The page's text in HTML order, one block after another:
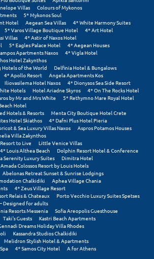
Villas
Colours of Mykonos
5* Mykonos Soul
Hotel
Aegean Sea Villas
4* White Harmony Suites
5* Varos Village Boutique Hotel
4* Art Hotel
Villas
4* Astir of Naxos Hotel
5* Eagles Palace Hotel
4* Aegean Houses
Apartments Naxos
4* Vigla Hotel
Hotel Zakynthos
Hotels of the World
Delfinia Hotel & Bungalows
4* Apollo Resort
Angela Apartments Kos
Iliovasilema Hotel Naxos
4* Dionysos Sea Side Resort
Hotels
Hotel Ariadne Skyros
4* On The Rocks Hotel
by Mr and Mrs White
5* Rethymno Mare Royal Hotel
Hotel
Hotels & Resorts
Menta City Boutique Hotel Crete
Hotel Skiathos
4* Dafni Plus Hotel Pieria
& Sea Luxury Villas Naxos
Aspros Potamos Houses
Villa Zakynthos
to Live
Little Venice Villas
4* Louis Althea Beach
Dolphin Resort Hotel & Conference
Serenity Luxury Suites
Dimitra Hotel
Colossos Resort by Louis Hotels
Abelonas Retreat Sunset & Sunrise Lodgings
Chalkidiki
Aphea Village Chania
4* Zeus Village Resort
Relais & Chateaux
Porto Vecchio Luxury Suites Spetses
Designed for adults
Resorts Messenia
Sofia Areopolis Guesthouse
Taki's Guests
Kastri Beach Apartments
Dreams Holiday Villa Rhodes
Kassandra Studios Chalkidiki
Melidron Stylish Hotel & Apartments
4* Samos City Hotel A for Athens